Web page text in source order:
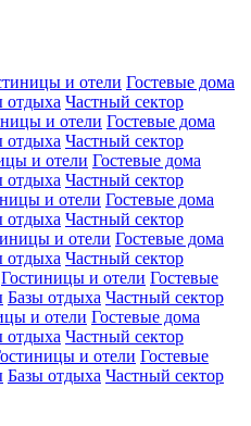
и отели Гостевые дома
отдыха Частный сектор
и отели Гостевые дома
отдыха Частный сектор
и отели Гостевые дома
отдыха Частный сектор
и отели Гостевые дома
отдыха Частный сектор
и отели Гостевые дома
отдыха Частный сектор
Гостиницы и отели Гостевые
Базы отдыха Частный сектор
и отели Гостевые дома
отдыха Частный сектор
и отели Гостевые
Базы отдыха Частный сектор